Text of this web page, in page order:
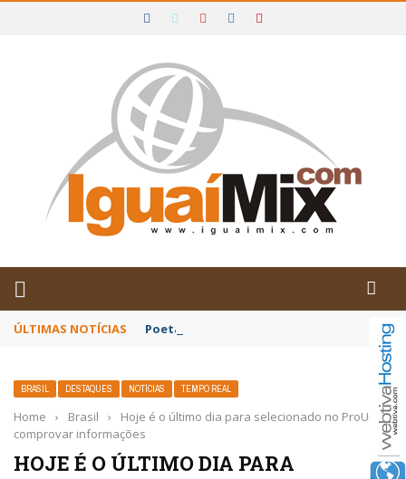
IGUAÍ E SUDOESTE DA BAHIA
ÚLTIMAS NOTÍCIAS Poetas baianos representam o Brasil no
BRASIL DESTAQUES NOTÍCIAS TEMPO REAL
Home › Brasil ›
Hoje é o último dia para selecionado no ProUni
comprovar informações
HOJE É O ÚLTIMO DIA PARA